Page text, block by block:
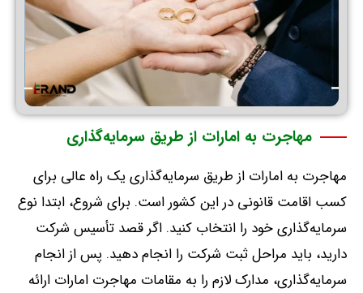
مهاجرت به امارات از طریق سرمایه‌گذاری
مهاجرت به امارات از طریق سرمایه‌گذاری یک راه عالی برای
کسب اقامت قانونی در این کشور است. برای شروع، ابتدا نوع
سرمایه‌گذاری خود را انتخاب کنید. اگر قصد تأسیس شرکت
دارید، باید مراحل ثبت شرکت را انجام دهید. پس از انجام
سرمایه‌گذاری، مدارک لازم را به مقامات مهاجرت امارات ارائه